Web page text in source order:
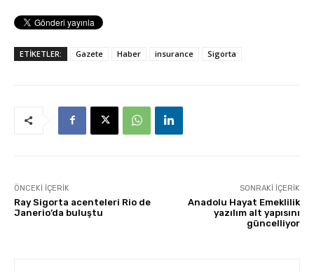
ETİKETLER: Gazete Haber insurance Sigorta
ÖNCEKI İÇERIK
Ray Sigorta acenteleri Rio de
Janerio’da buluştu
SONRAKI İÇERIK
Anadolu Hayat Emeklilik
yazılım alt yapısını
güncelliyor